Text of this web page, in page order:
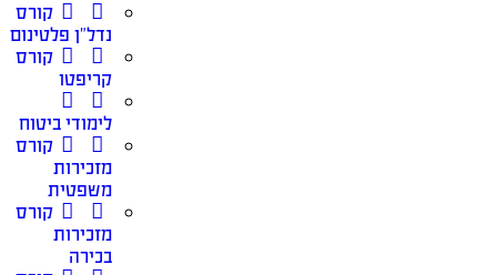
קורס
נדל”ן פלטינום
קורס
קריפטו
לימודי ביטוח
קורס
מזכירות
משפטית
קורס
מזכירות
בכירה